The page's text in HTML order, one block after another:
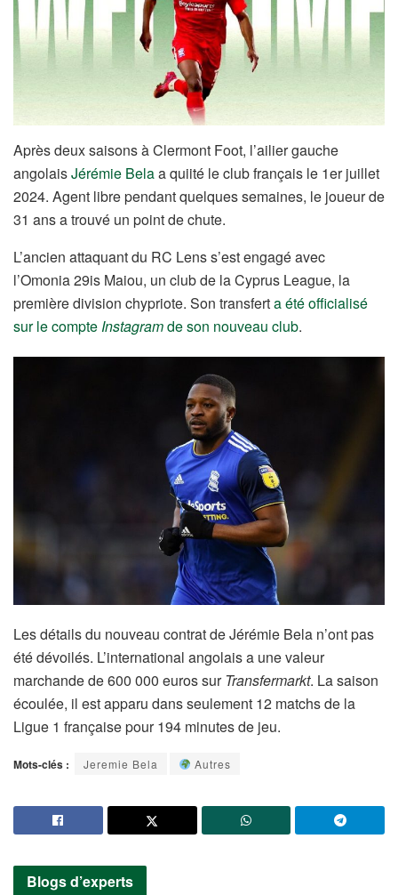
Après deux saisons à Clermont Foot, l’ailier gauche
angolaisJérémie Belaa quiité le club français le 1er juillet
2024. Agent libre pendant quelques semaines, le joueur de
31 ans a trouvé un point de chute.
L’ancien attaquant du RC Lens s’est engagé avec
l’Omonia 29is Maiou, un club de la Cyprus League, la
première division chypriote. Son transferta été officialisé
sur le compteInstagramde son nouveau club.
Les détails du nouveau contrat de Jérémie Bela n’ont pas
été dévoilés. L’international angolais a une valeur
marchande de 600 000 euros sur Transfermarkt. La saison
écoulée, il est apparu dans seulement 12 matchs de la
Ligue 1 française pour 194 minutes de jeu.
Mots-clés : Jeremie Bela Autres
Blogs d’experts